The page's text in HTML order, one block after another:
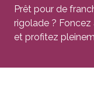
Prêt pour de
rigolade ? Foncez
et profitez